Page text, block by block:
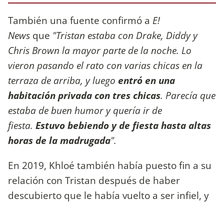
También una fuente confirmó a E!
News que "Tristan estaba con Drake, Diddy y
Chris Brown la mayor parte de la noche. Lo
vieron pasando el rato con varias chicas en la
terraza de arriba, y luego entró en una
habitación privada con tres chicas. Parecía que
estaba de buen humor y quería ir de
fiesta. Estuvo bebiendo y de fiesta hasta altas
horas de la madrugada".
En 2019, Khloé también había puesto fin a su
relación con Tristan después de haber
descubierto que le había vuelto a ser infiel, y